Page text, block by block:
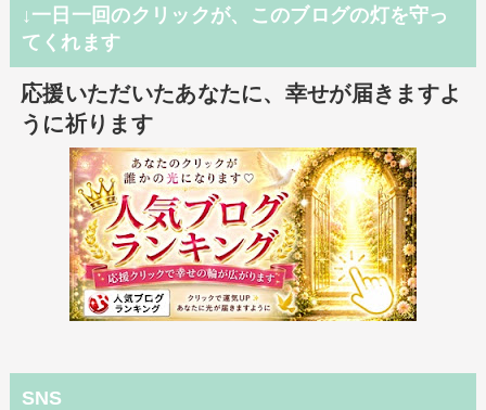
↓一日一回のクリックが、このブログの灯を守っ
てくれます
応援いただいたあなたに、幸せが届きますよ
うに祈ります
SNS